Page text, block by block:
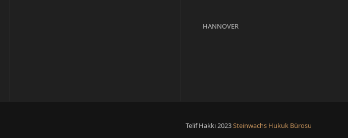
HANNOVER
Telif Hakkı 2023Steinwachs Hukuk Bürosu